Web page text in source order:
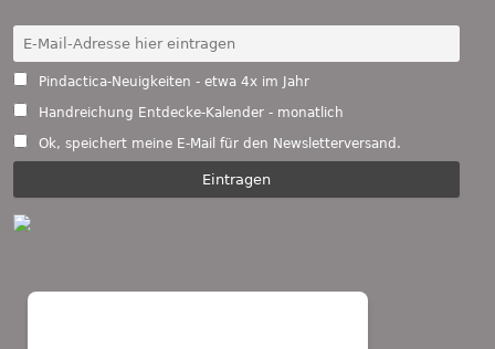
Pindactica-Neuigkeiten - etwa 4x im Jahr
Handreichung Entdecke-Kalender - monatlich
Ok, speichert meine E-Mail für den Newsletterversand.